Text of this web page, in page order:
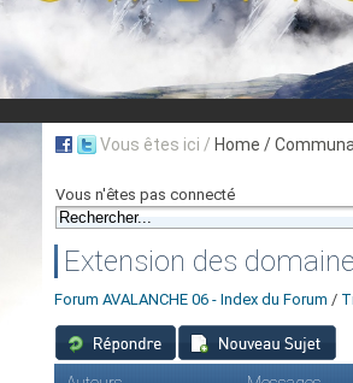
Vous êtes ici / Home /
Vous n'êtes pas connecté
Extension des
Forum AVALANCHE 06 - Index du Forum /